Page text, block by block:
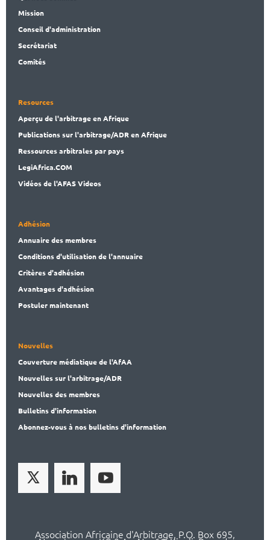
Mission
Conseil d'administration
Secrétariat
Comités
Resources
Aperçu de l'arbitrage en Afrique
Publicationssur l'arbitrage/ADR en Afrique
Ressources arbitrales par pays
LegiAfrica.COM
Vidéos de l'AFAS Videos
Adhésion
Annuaire des membres
Conditions d'utilisation de l'annuaire
Critères d'adhésion
Avantages d'adhésion
Postuler maintenant
Nouvelles
Couverture médiatique de l'AfAA
Nouvelles sur l'arbitrage/ADR
Nouvelles des membres
Bulletins d'information
Abonnez-vous à nos bulletins d'information
Association Africaine d'Arbitrage, P.O. Box 695,